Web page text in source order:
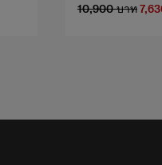
10,900 บาท